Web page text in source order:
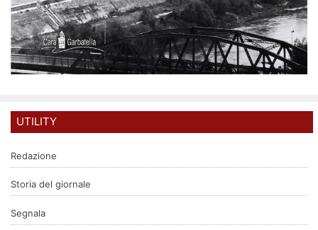
UTILITY
Redazione
Storia del giornale
Segnala